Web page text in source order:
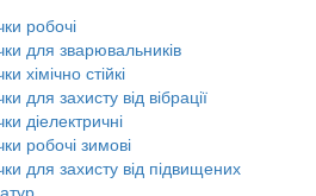
робочі
для зварювальників
хімічно стійкі
для захисту від вібрації
діелектричні
робочі зимові
для захисту від підвищених